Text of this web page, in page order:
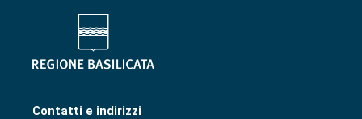
Contatti e indirizzi